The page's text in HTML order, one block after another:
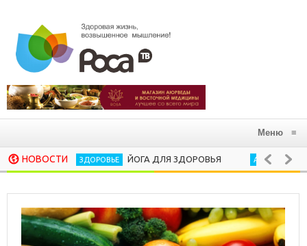
Меню ≡
НОВОСТИ
ЗДОРОВЬЕ ЙОГА ДЛЯ ЗДОРОВЬЯ АЮРВЕДА В